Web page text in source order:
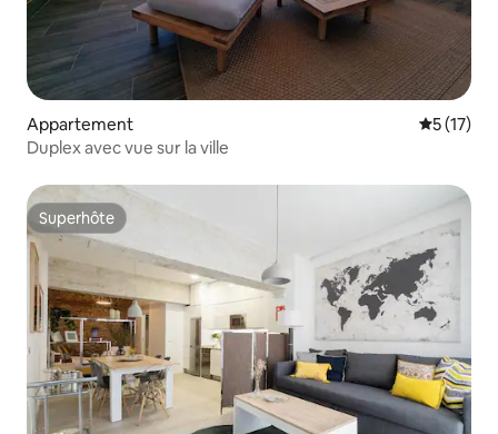
Appartement
5 (17)
Duplex avec vue sur la ville
Superhôte
Superhôte